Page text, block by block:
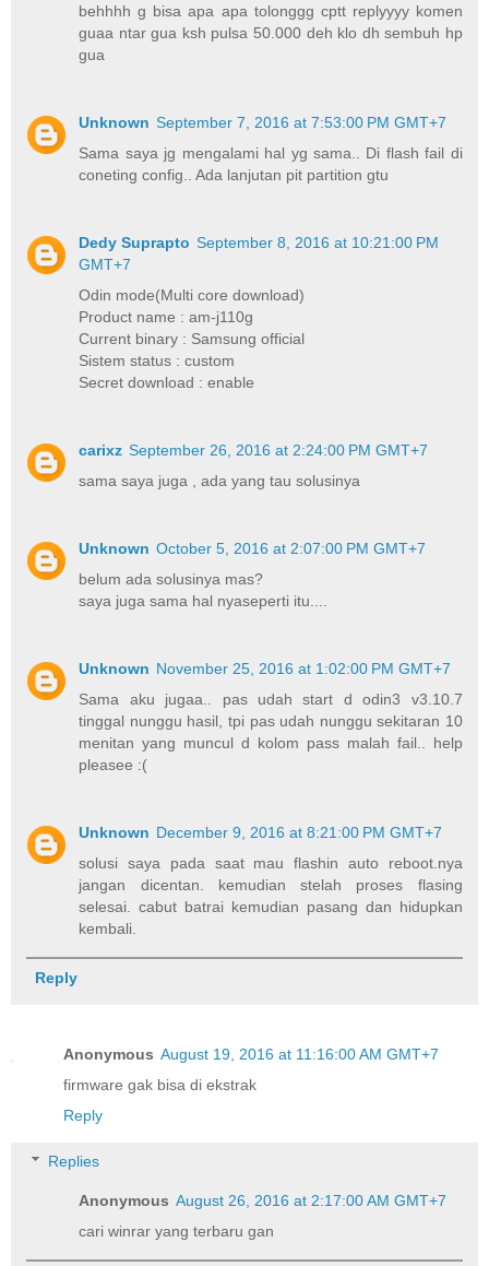
behhhh g bisa apa apa tolonggg cptt replyyyy komen
guaa ntar gua ksh pulsa 50.000 deh klo dh sembuh hp
gua
Unknown September 7, 2016 at 7:53:00 PM GMT+7
Sama saya jg mengalami hal yg sama.. Di flash fail di
coneting config.. Ada lanjutan pit partition gtu
Dedy Suprapto September 8, 2016 at 10:21:00 PM
GMT+7
Odin mode(Multi core download)
Product name : am-j110g
Current binary : Samsung official
Sistem status : custom
Secret download : enable
carixz September 26, 2016 at 2:24:00 PM GMT+7
sama saya juga , ada yang tau solusinya
Unknown October 5, 2016 at 2:07:00 PM GMT+7
belum ada solusinya mas?
saya juga sama hal nyaseperti itu....
Unknown November 25, 2016 at 1:02:00 PM GMT+7
Sama aku jugaa.. pas udah start d odin3 v3.10.7
tinggal nunggu hasil, tpi pas udah nunggu sekitaran 10
menitan yang muncul d kolom pass malah fail.. help
pleasee :(
Unknown December 9, 2016 at 8:21:00 PM GMT+7
solusi saya pada saat mau flashin auto reboot.nya
jangan dicentan. kemudian stelah proses flasing
selesai. cabut batrai kemudian pasang dan hidupkan
kembali.
Reply
Anonymous August 19, 2016 at 11:16:00 AM GMT+7
firmware gak bisa di ekstrak
Reply
Replies
Anonymous August 26, 2016 at 2:17:00 AM GMT+7
cari winrar yang terbaru gan